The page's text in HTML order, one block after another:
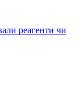
реагенти чи